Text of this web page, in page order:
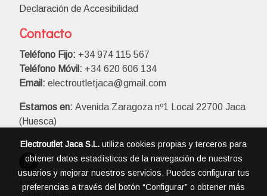
Declaración de Accesibilidad
Contacto
Teléfono Fijo: +34 974 115 567
Teléfono Móvil: +34 620 606 134
Email: electroutletjaca@gmail.com
Estamos en: Avenida Zaragoza nº1 Local 22700 Jaca
(Huesca)
Aviso legal
Electroutlet Jaca S.L. utiliza cookies propias y terceros para
obtener datos estadísticos de la navegación de nuestros
usuarios y mejorar nuestros servicios. Puedes configurar tus
preferencias a través del botón “Configurar” o obtener más